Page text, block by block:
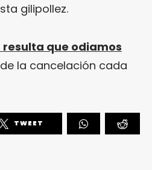
gilipollez.
resulta que odiamos
la cancelación cada
TWEET